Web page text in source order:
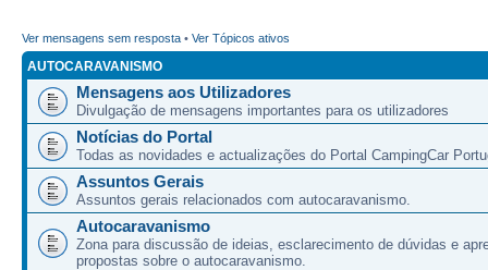
Ver mensagens sem resposta • Ver Tópicos ativos
AUTOCARAVANISMO
Mensagens aos Utilizadores
Divulgação de mensagens importantes para os utilizadores
Notícias do Portal
Todas as novidades e actualizações do Portal CampingCar
Assuntos Gerais
Assuntos gerais relacionados com autocaravanismo.
Autocaravanismo
Zona para discussão de ideias, esclarecimento de dúvidas e
propostas sobre o autocaravanismo.